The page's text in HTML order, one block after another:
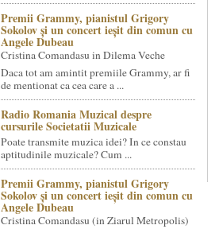
Premii Grammy, pianistul Grigory
Sokolov și un concert ieșit din comun cu
Angele Dubeau
Cristina Comandasu in Dilema Veche
Daca tot am amintit premiile Grammy, ar fi
de mentionat ca cea care a ...
Radio Romania Muzical despre
cursurile Societatii Muzicale
Poate transmite muzica idei? In ce constau
aptitudinile muzicale? Cum ...
Premii Grammy, pianistul Grigory
Sokolov și un concert ieșit din comun cu
Angele Dubeau
Cristina Comandasu (in Ziarul Metropolis)